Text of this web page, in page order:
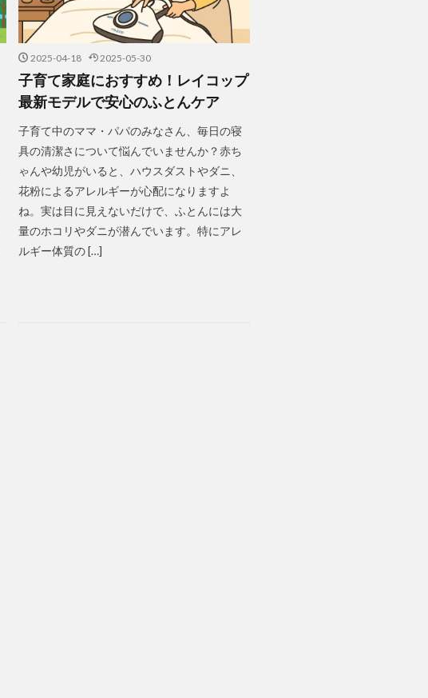
2025-04-18 2025-05-30
子育て家庭におすすめ！レイコップ
最新モデルで安心のふとんケア
子育て中のママ・パパのみなさん、毎日の寝
具の清潔さについて悩んでいませんか？赤ち
ゃんや幼児がいると、ハウスダストやダニ、
花粉によるアレルギーが心配になりますよ
ね。実は目に見えないだけで、ふとんには大
量のホコリやダニが潜んでいます。特にアレ
ルギー体質の […]